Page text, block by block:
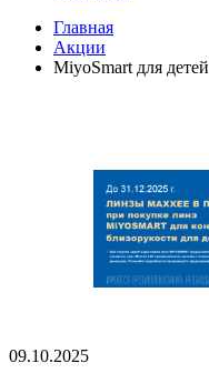
Главная
Акции
MiyoSmart для детей
09.10.2025